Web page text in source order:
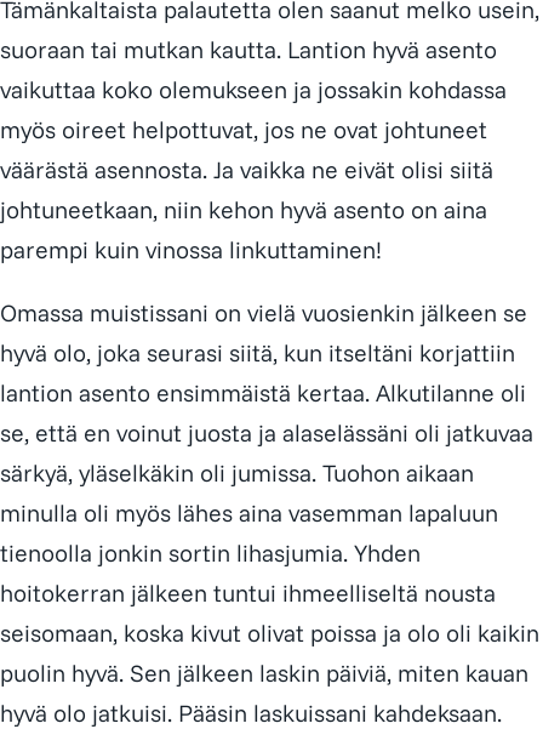
Tämänkaltaista palautetta olen saanut melko usein,
suoraan tai mutkan kautta. Lantion hyvä asento
vaikuttaa koko olemukseen ja jossakin kohdassa
myös oireet helpottuvat, jos ne ovat johtuneet
väärästä asennosta. Ja vaikka ne eivät olisi siitä
johtuneetkaan, niin kehon hyvä asento on aina
parempi kuin vinossa linkuttaminen!
Omassa muistissani on vielä vuosienkin jälkeen se
hyvä olo, joka seurasi siitä, kun itseltäni korjattiin
lantion asento ensimmäistä kertaa. Alkutilanne oli
se, että en voinut juosta ja alaselässäni oli jatkuvaa
särkyä, yläselkäkin oli jumissa. Tuohon aikaan
minulla oli myös lähes aina vasemman lapaluun
tienoolla jonkin sortin lihasjumia. Yhden
hoitokerran jälkeen tuntui ihmeelliseltä nousta
seisomaan, koska kivut olivat poissa ja olo oli kaikin
puolin hyvä. Sen jälkeen laskin päiviä, miten kauan
hyvä olo jatkuisi. Pääsin laskuissani kahdeksaan.